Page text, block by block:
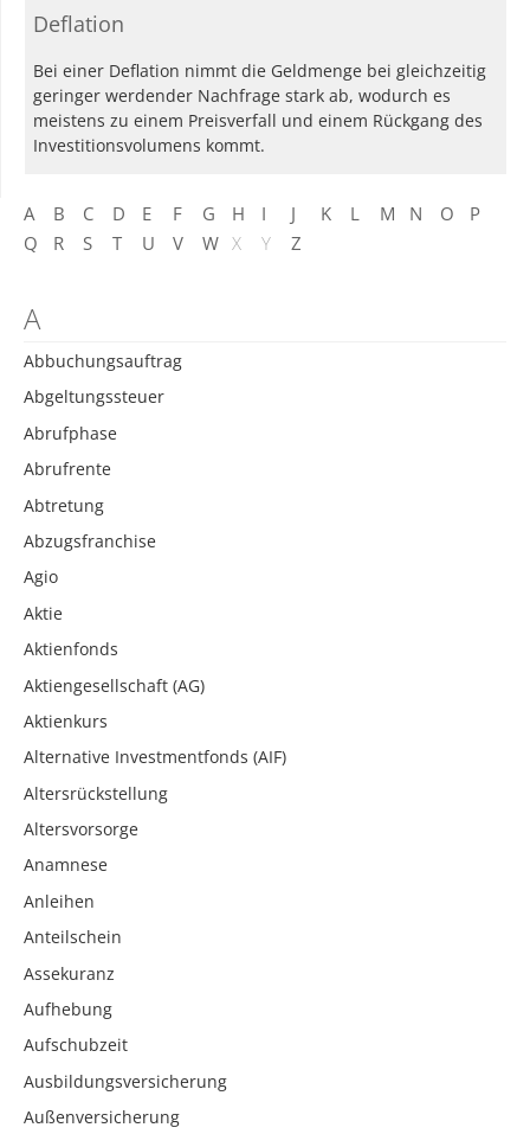
A B C D E F G H I J K L M N O
P
Q
R S T U V W X Y Z
A
Abbuchungsauftrag
Abgeltungssteuer
Abrufphase
Abrufrente
Abtretung
Abzugsfranchise
Agio
Aktie
Aktienfonds
Aktiengesellschaft (AG)
Aktienkurs
Alternative Investmentfonds (AIF)
Altersrückstellung
Altersvorsorge
Anamnese
Anleihen
Anteilschein
Assekuranz
Aufhebung
Aufschubzeit
Ausbildungsversicherung
Außenversicherung
Deflation
Bei einer Deflation nimmt die Geldmenge bei gleichzeitig
geringer werdender Nachfrage stark ab, wodurch es
meistens zu einem Preisverfall und einem Rückgang des
Investitionsvolumens kommt.